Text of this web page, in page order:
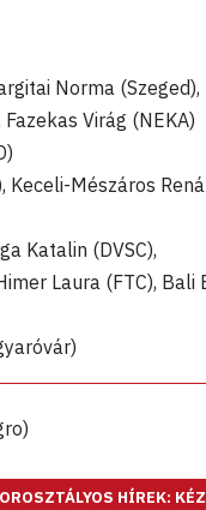
Norma
Virág (NEKA)
Mészáros
Katalin (DVSC),
Laura (FTC), Bali
HÍREK: